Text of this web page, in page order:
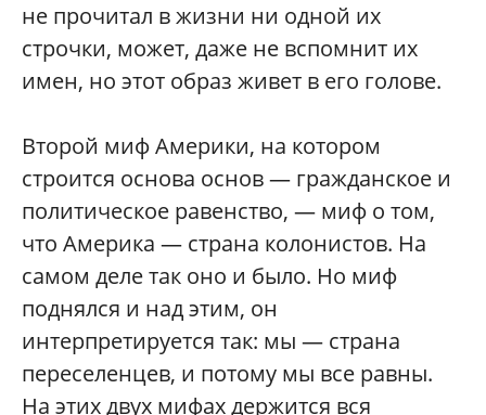
не прочитал в жизни ни одной их
строчки, может, даже не вспомнит их
имен, но этот образ живет в его голове.
Второй миф Америки, на котором
строится основа основ — гражданское и
политическое равенство, — миф о том,
что Америка — страна колонистов. На
самом деле так оно и было. Но миф
поднялся и над этим, он
интерпретируется так: мы — страна
переселенцев, и потому мы все равны.
На этих двух мифах держится вся